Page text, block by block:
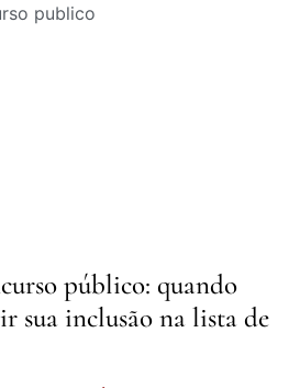
público: quando
sua inclusão na lista de